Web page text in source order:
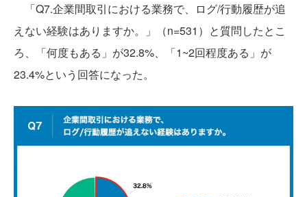
「Q7.企業間取引における業務で、ログ/行動履歴が追
えない経験はありますか。」（n=531）と質問したとこ
ろ、「何度もある」が32.8%、「1~2回程度ある」が
23.4%という回答になった。